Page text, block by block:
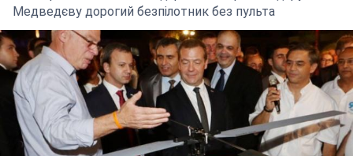
Медведєву дорогий безпілотник без пульта